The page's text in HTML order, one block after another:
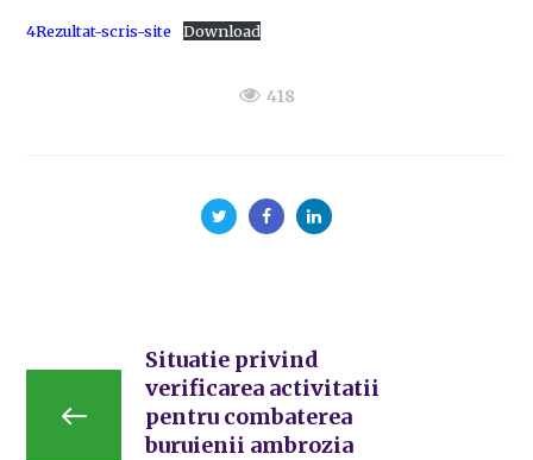
4Rezultat-scris-site Download
418
Situatie privind
verificarea activitatii
pentru combaterea
buruienii ambrozia